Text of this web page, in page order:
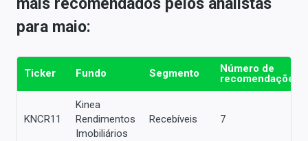
mais recomendados pelos analistas
para maio:
Ticker Fundo Segmento
Número de
recomendações
KNCR11
Kinea
Rendimentos
Imobiliários
Recebíveis 7